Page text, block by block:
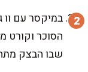
במיקסר עם
הסוכר וקורט
שבו הבצק